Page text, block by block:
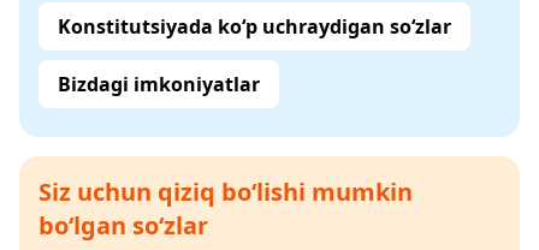
Konstitutsiyada ko‘p uchraydigan so‘zlar
Bizdagi imkoniyatlar
Siz uchun qiziq bo‘lishi mumkin
bo‘lgan so‘zlar